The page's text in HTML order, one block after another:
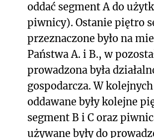
oddać segment A do
piwnicy). Ostanie piętro
przeznaczone było na
Państwa A. i B., w
prowadzona była
gospodarcza. W
oddawane były kolejne
segment B i C oraz
używane były do